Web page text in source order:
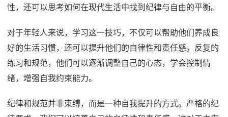
性，还可以思考如何在现代生活中找到纪律与自由的平衡。
对于年轻人来说，学习这一技巧，不仅可以帮助他们养成良
好的生活习惯，还可以提升他们的自律性和责任感。反复的
练习和规范，他们可以逐渐调整自己的心态，学会控制情
绪，增强自我约束能力。
纪律和规范并非束缚，而是一种自我提升的方式。严格的纪